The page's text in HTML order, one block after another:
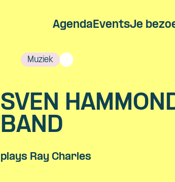
AgendaEventsJe
Muziek
SVEN
BAND
plays Ray Charles